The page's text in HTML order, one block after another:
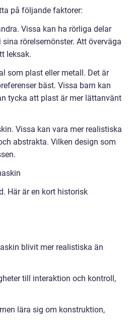
på följande faktorer:
Vissa kan ha rörliga delar
rörelsemönster. Att överväga
leksak.
som plast eller metall. Det är
bäst. Vissa barn kan
tycka att plast är mer lättanvänt
Vissa kan vara mer realistiska
abstrakta. Vilken design som
Här är en kort historisk
blivit mer realistiska än
till interaktion och kontroll,
lära sig om konstruktion,